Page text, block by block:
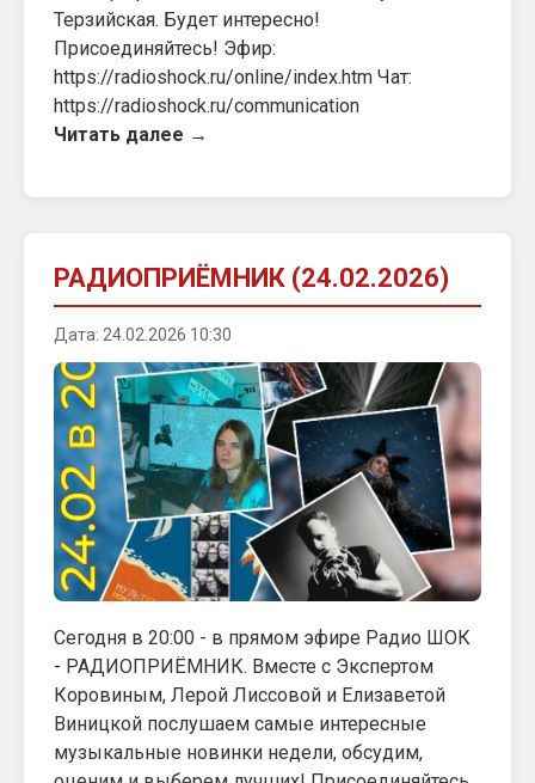
Терзийская. Будет интересно!
Присоединяйтесь! Эфир:
https://radioshock.ru/online/index.htm Чат:
https://radioshock.ru/communication
Читать далее →
РАДИОПРИЁМНИК (24.02.2026)
Дата: 24.02.2026 10:30
Сегодня в 20:00 - в прямом эфире Радио ШОК
- РАДИОПРИЁМНИК. Вместе с Экспертом
Коровиным, Лерой Лиссовой и Елизаветой
Виницкой послушаем самые интересные
музыкальные новинки недели, обсудим,